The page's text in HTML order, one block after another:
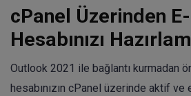
cPanel Üzerinden
Hesabınızı
Outlook 2021 ile bağlantı kurmadan
hesabınızın cPanel üzerinde aktif